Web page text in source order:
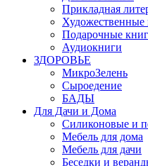
Прикладная
Художественные
Подарочные
Аудиокниги
ЗДОРОВЬЕ
МикроЗелень
Сыроедение
БАДЫ
Для Дачи и Дома
Силиконовые и
Мебель для дома
Мебель для дачи
Беседки и